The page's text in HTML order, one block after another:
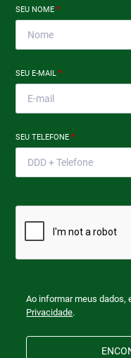
SEU NOME*
SEU E-MAIL*
SEU TELEFONE*
Ao informar meus dados,
Privacidade.